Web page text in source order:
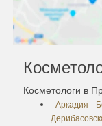
Косметологи в
- Аркадия -